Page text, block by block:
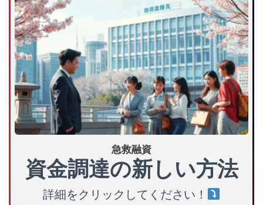
急救融資
資金調達の新しい方法
詳細をクリックしてください！